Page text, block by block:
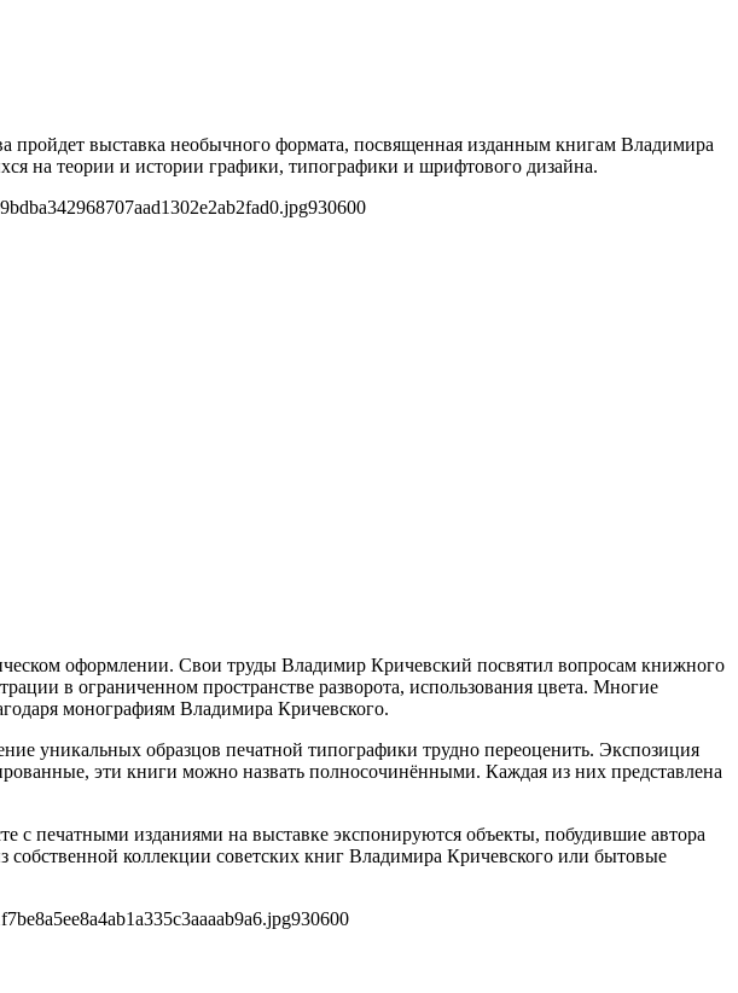
пройдет выставка необычного формата, посвященная изданным книгам Владимира
на теории и истории графики, типографики и шрифтового дизайна.
930600
оформлении. Свои труды Владимир Кричевский посвятил вопросам книжного
в ограниченном пространстве разворота, использования цвета. Многие
монографиям Владимира Кричевского.
уникальных образцов печатной типографики трудно переоценить. Экспозиция
эти книги можно назвать полносочинёнными. Каждая из них представлена
с печатными изданиями на выставке экспонируются объекты, побудившие автора
собственной коллекции советских книг Владимира Кричевского или бытовые
930600